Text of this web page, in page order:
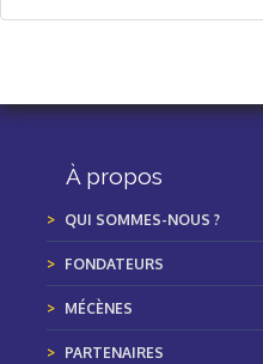
À propos
QUI SOMMES-NOUS ?
FONDATEURS
MÉCÈNES
PARTENAIRES